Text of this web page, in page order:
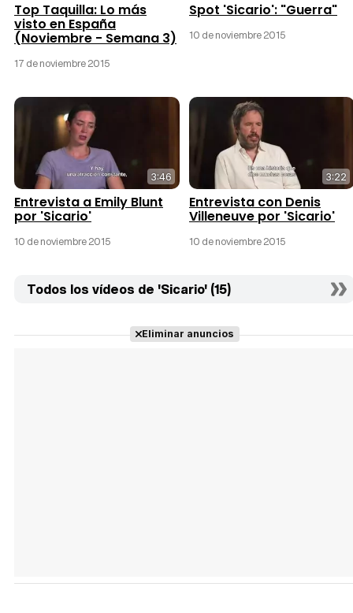
Top Taquilla: Lo más
visto en España
(Noviembre - Semana 3)
17 de noviembre 2015
Spot 'Sicario': "Guerra"
10 de noviembre 2015
3:46
Entrevista a Emily Blunt
por 'Sicario'
10 de noviembre 2015
3:22
Entrevista con Denis
Villeneuve por 'Sicario'
10 de noviembre 2015
Todos los vídeos de 'Sicario' (15)
Eliminar anuncios